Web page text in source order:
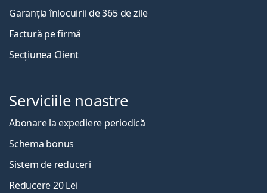
Garanția înlocuirii de 365 de zile
Factură pe firmă
Secțiunea Client
Serviciile noastre
Abonare la expediere periodică
Schema bonus
Sistem de reduceri
Reducere 20 Lei